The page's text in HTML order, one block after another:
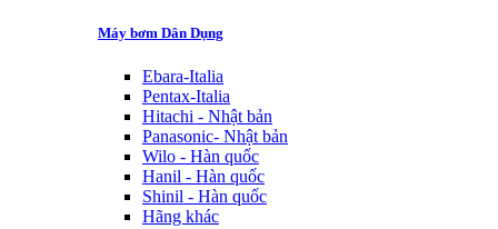
Máy bơm Dân Dụng
Ebara-Italia
Pentax-Italia
Hitachi - Nhật bản
Panasonic- Nhật bản
Wilo - Hàn quốc
Hanil - Hàn quốc
Shinil - Hàn quốc
Hãng khác